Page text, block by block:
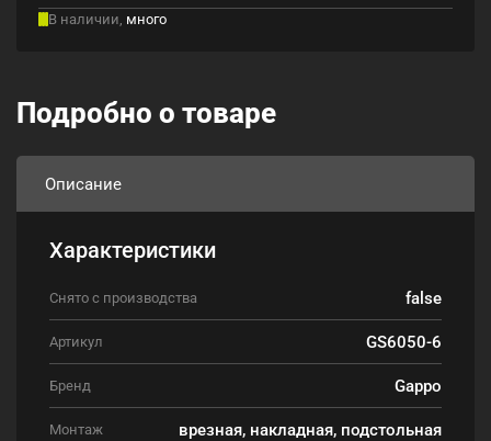
В наличии, много
Подробно о товаре
Описание
Характеристики
Снято с производства false
Артикул GS6050-6
Бренд Gappo
Монтаж врезная, накладная, подстольная